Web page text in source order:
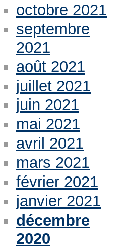
octobre 2021
septembre
2021
août 2021
juillet 2021
juin 2021
mai 2021
avril 2021
mars 2021
février 2021
janvier 2021
décembre
2020